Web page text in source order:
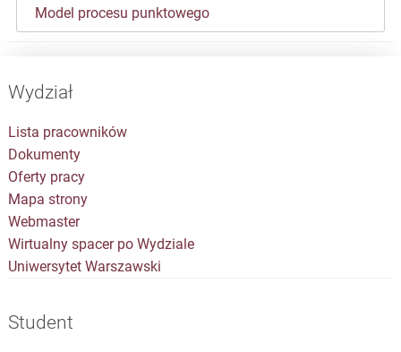
Model procesu punktowego
Wydział
Lista pracowników
Dokumenty
Oferty pracy
Mapa strony
Webmaster
Wirtualny spacer po Wydziale
Uniwersytet Warszawski
Student